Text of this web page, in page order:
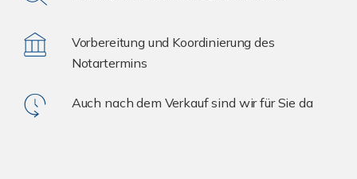
Vorbereitung und Koordinierung des
Notartermins
Auch nach dem Verkauf sind wir für Sie da